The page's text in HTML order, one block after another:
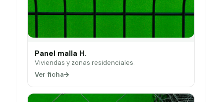
Panel malla H.
Viviendas y zonas residenciales.
Ver ficha